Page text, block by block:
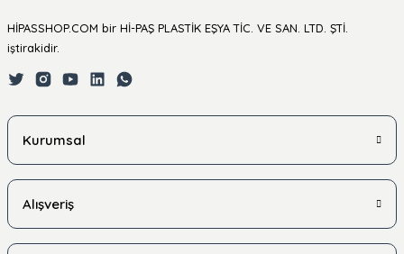
HİPASSHOP.COM bir Hİ-PAŞ PLASTİK EŞYA TİC. VE SAN. LTD. ŞTİ.
iştirakidir.
Kurumsal
Alışveriş